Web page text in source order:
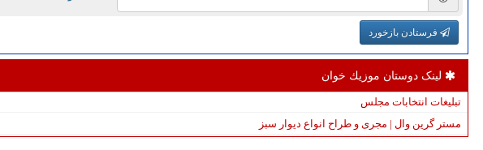
فرستادن بازخورد
لینک دوستان موزیك خوان
تبلیغات انتخابات مجلس
مستر گرین وال | مجری و طراح انواع دیوار سبز